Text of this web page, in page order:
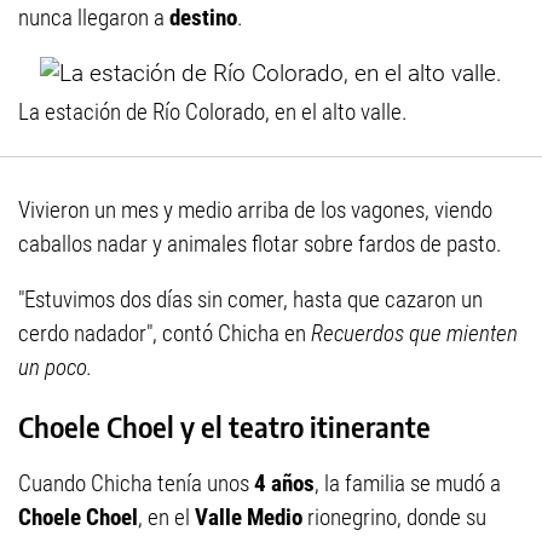
nunca llegaron a destino.
La estación de Río Colorado, en el alto valle.
Vivieron un mes y medio arriba de los vagones, viendo
caballos nadar y animales flotar sobre fardos de pasto.
"Estuvimos dos días sin comer, hasta que cazaron un
cerdo nadador", contó Chicha en Recuerdos que mienten
un poco.
Choele Choel y el teatro itinerante
Cuando Chicha tenía unos4 años, la familia se mudó a
Choele Choel, en el Valle Medio rionegrino, donde su